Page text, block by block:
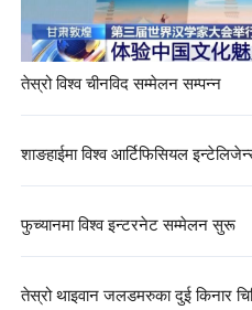
तेस्रो विश्व चीनविद सम्मेलन सम्पन्न
शाङहाईमा विश्व आर्टिफिसियल
फुच्यानमा विश्व इन्टरनेट सम्मेलन सुरू
तेस्रो थाइवान जलडमरुका दुई किनार